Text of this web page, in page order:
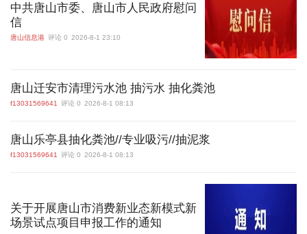
中共唐山市委、唐山市人民政府慰问
信
唐山信息港 评论 0 2026-8-1 23:10
唐山迁安市清理污水池 抽污水 抽化粪池
f13031569641 评论 0 2026-8-1 08:13
唐山乐亭县抽化粪池//专业吸污//抽泥浆
f13031569641 评论 0 2026-8-1 08:13
关于开展唐山市消费新业态新模式新
场景试点项目申报工作的通知